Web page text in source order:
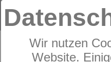
Wir nutzen
Website.